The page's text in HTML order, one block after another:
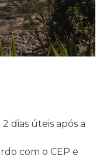
dias úteis após a
com o CEP e